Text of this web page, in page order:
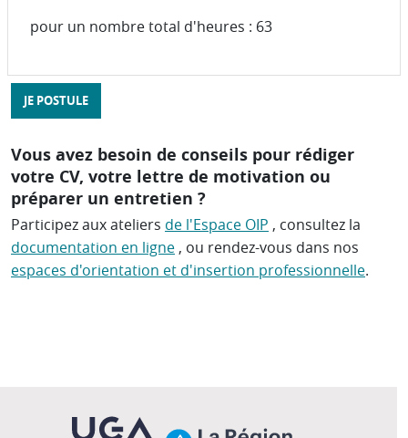
pour un nombre total d'heures : 63
JE POSTULE
Vous avez besoin de conseils pour rédiger
votre CV, votre lettre de motivation ou
préparer un entretien ?
Participez aux ateliers de l'Espace OIP , consultez la
documentation en ligne , ou rendez-vous dans nos
espaces d'orientation et d'insertion professionnelle.